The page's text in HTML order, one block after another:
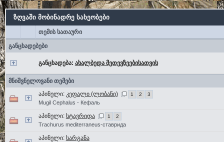
ზღვაში მობინადრე სახეობები
თემის სათაური
განცხადებები
განცხადება: ახალბედა მეთევზეებისათვის
მნიშვნელოვანი თემები
აპინული: კეფალი (ლობანი) 1 2 3
Mugil Cephalus - Кефаль
აპინული: სტავრიდა 1 2
Trachurus mediterraneus-ставрида
აპინული: სარგანა